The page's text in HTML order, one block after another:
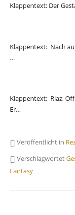
Klappentext: Der
Klappentext: Nach
…
Klappentext: Riaz,
Er…
Veröffentlicht in
Verschlagwortet
Fantasy